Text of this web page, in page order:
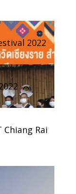
2022
Rai